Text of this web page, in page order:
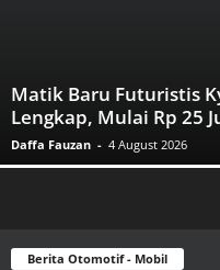
Matik Baru Futuristis
Lengkap, Mulai Rp 25
Daffa Fauzan - 4 August 2026
Berita Otomotif - Mobil